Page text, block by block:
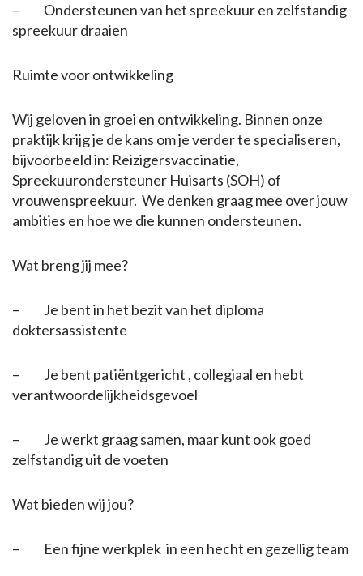
– Ondersteunen van het spreekuur en zelfstandig
spreekuur draaien
Ruimte voor ontwikkeling
Wij geloven in groei en ontwikkeling. Binnen onze
praktijk krijg je de kans om je verder te specialiseren,
bijvoorbeeld in: Reizigersvaccinatie,
Spreekuurondersteuner Huisarts (SOH) of
vrouwenspreekuur. We denken graag mee over jouw
ambities en hoe we die kunnen ondersteunen.
Wat breng jij mee?
– Je bent in het bezit van het diploma
doktersassistente
– Je bent patiëntgericht , collegiaal en hebt
verantwoordelijkheidsgevoel
– Je werkt graag samen, maar kunt ook goed
zelfstandig uit de voeten
Wat bieden wij jou?
– Een fijne werkplek in een hecht en gezellig team